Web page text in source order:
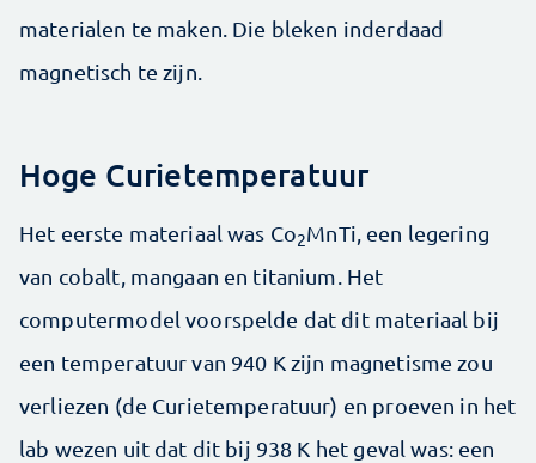
materialen te maken. Die bleken inderdaad
magnetisch te zijn.
Hoge Curietemperatuur
Het eerste materiaal was Co2MnTi, een legering
van cobalt, mangaan en titanium. Het
computermodel voorspelde dat dit materiaal bij
een temperatuur van 940 K zijn magnetisme zou
verliezen (de Curietemperatuur) en proeven in het
lab wezen uit dat dit bij 938 K het geval was: een